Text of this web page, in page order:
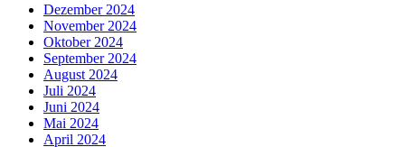
Dezember 2024
November 2024
Oktober 2024
September 2024
August 2024
Juli 2024
Juni 2024
Mai 2024
April 2024